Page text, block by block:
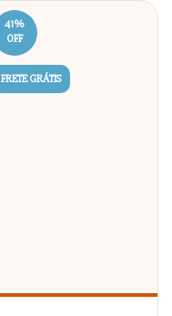
41%
OFF
FRETE GRÁTIS